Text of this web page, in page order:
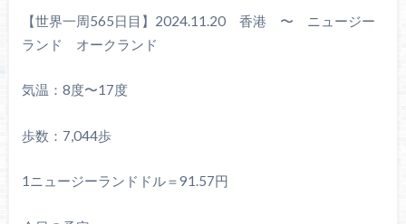
【世界一周565日目】2024.11.20 香港 〜 ニュージー
ランド オークランド
気温：8度〜17度
歩数：7,044歩
1ニュージーランドドル＝91.57円